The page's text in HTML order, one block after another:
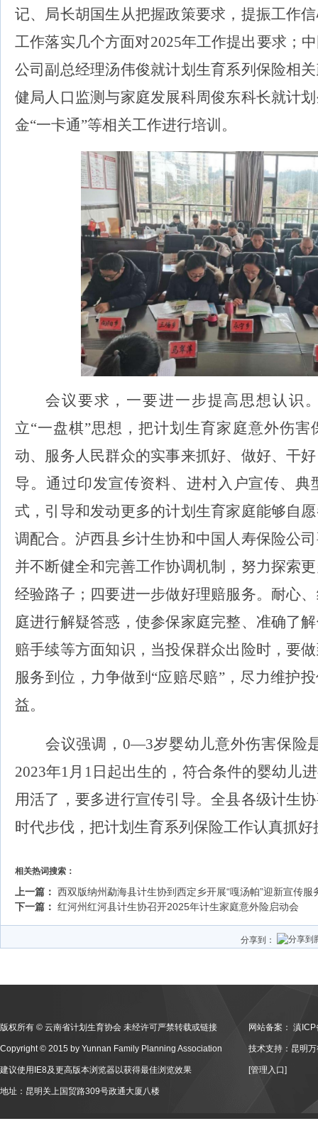
记、局长胡国生从把握政策要求，提振工作
工作落实几个方面对2025年工作提出要求；
公司副总经理汤伟俊就计划生育系列保险相
健局人口监测与家庭发展科周俊东科长就计
金“一卡通”等相关工作进行培训。
会议要求 ， 一要进一步提高思想认识
立“一盘棋”思想，把计划生育家庭意外伤害
动、服务人民群众的实事来抓好、做好、干
导。 通过印发宣传资料、进村入户宣传、典
式，引导和发动更多的计划生育家庭能够自
调配合。 泸西县乡计生协和中国 人寿保险公
并不断健全和完善工作协调机制， 努力探索
经验路子； 四要进一步做好理赔服务。 耐心
庭进行解疑答惑，使参保家庭完整、准确了
赔手续等方面知识，当投保群众出险时，要
服务到位， 力争做到 “应赔尽赔”，尽力维护
益。
会议强调， 0—3岁婴幼儿意外伤害保险
2023年1月 1 日起出生的 ，符合条件的婴幼 儿
用活了，要多进行宣传引导。全县各级计生
时代步伐 ，把计划生育系列保险工作认真抓好
相关热词搜索：
上一篇： 西双版纳州勐海县计生协到西定乡开展“嘎汤帕”迎新宣传服
下一篇： 红河州红河县计生协召开2025年计生家庭意外险启动会
分享到：
版权所有 © 云南省计划生育协会 未经许可严禁转载或链接
Copyright © 2015 by Yunnan Family Planning Association
建议使用IE8及更高版本浏览器以获得最佳浏览效果
地址：昆明关上国贸路309号政通大厦八楼
网站备案： 滇
技术支持：昆明
[管理入口]